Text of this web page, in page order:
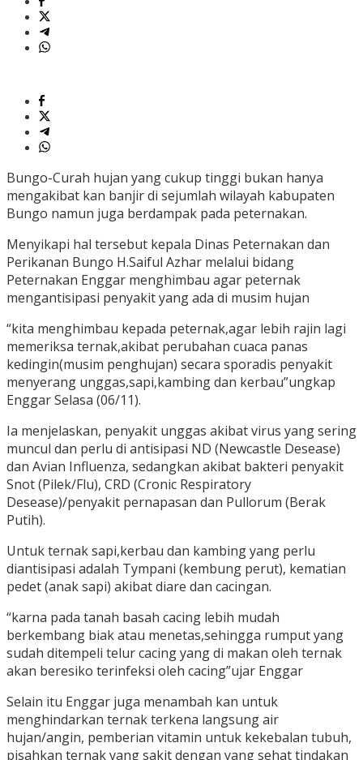
Bungo-Curah hujan yang cukup tinggi bukan hanya
mengakibat kan banjir di sejumlah wilayah kabupaten
Bungo namun juga berdampak pada peternakan.
Menyikapi hal tersebut kepala Dinas Peternakan dan
Perikanan Bungo H.Saiful Azhar melalui bidang
Peternakan Enggar menghimbau agar peternak
mengantisipasi penyakit yang ada di musim hujan
“kita menghimbau kepada peternak,agar lebih rajin lagi
memeriksa ternak,akibat perubahan cuaca panas
kedingin(musim penghujan) secara sporadis penyakit
menyerang unggas,sapi,kambing dan kerbau”ungkap
Enggar Selasa (06/11).
Ia menjelaskan, penyakit unggas akibat virus yang sering
muncul dan perlu di antisipasi ND (Newcastle Desease)
dan Avian Influenza, sedangkan akibat bakteri penyakit
Snot (Pilek/Flu), CRD (Cronic Respiratory
Desease)/penyakit pernapasan dan Pullorum (Berak
Putih).
Untuk ternak sapi,kerbau dan kambing yang perlu
diantisipasi adalah Tympani (kembung perut), kematian
pedet (anak sapi) akibat diare dan cacingan.
“karna pada tanah basah cacing lebih mudah
berkembang biak atau menetas,sehingga rumput yang
sudah ditempeli telur cacing yang di makan oleh ternak
akan beresiko terinfeksi oleh cacing”ujar Enggar
Selain itu Enggar juga menambah kan untuk
menghindarkan ternak terkena langsung air
hujan/angin, pemberian vitamin untuk kekebalan tubuh,
pisahkan ternak yang sakit dengan yang sehat tindakan